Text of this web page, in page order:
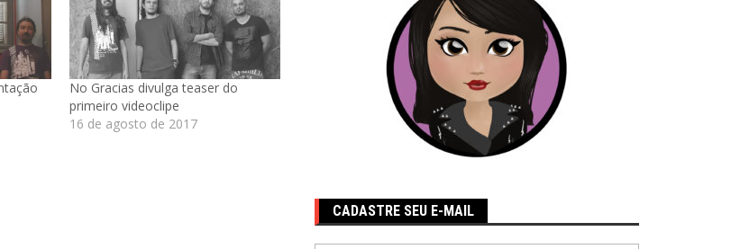
No Gracias divulga teaser do
primeiro videoclipe
16 de agosto de 2017
CADASTRE SEU E-MAIL